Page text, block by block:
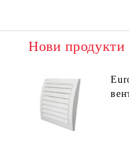
Нови продукти